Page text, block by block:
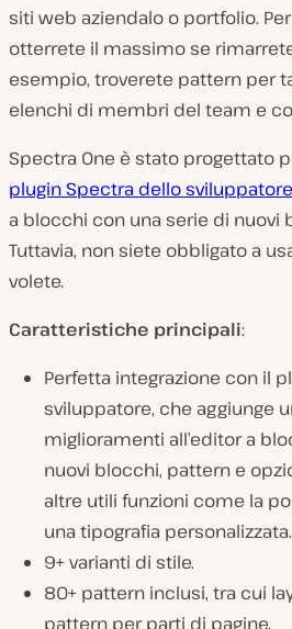
siti web aziendalo o portfolio.
otterrete il massimo se
esempio, troverete pattern per
elenchi di membri del team e
Spectra One è stato progettato
plugin Spectra dello sviluppatore
a blocchi con una serie di nuovi
Tuttavia, non siete obbligato a
volete.
Caratteristiche principali:
Perfetta integrazione con il
sviluppatore, che aggiunge
miglioramenti all’editor a
nuovi blocchi, pattern e
altre utili funzioni come la
una tipografia personalizzata.
9+ varianti di stile.
80+ pattern inclusi, tra cui
pattern per parti di pagine.